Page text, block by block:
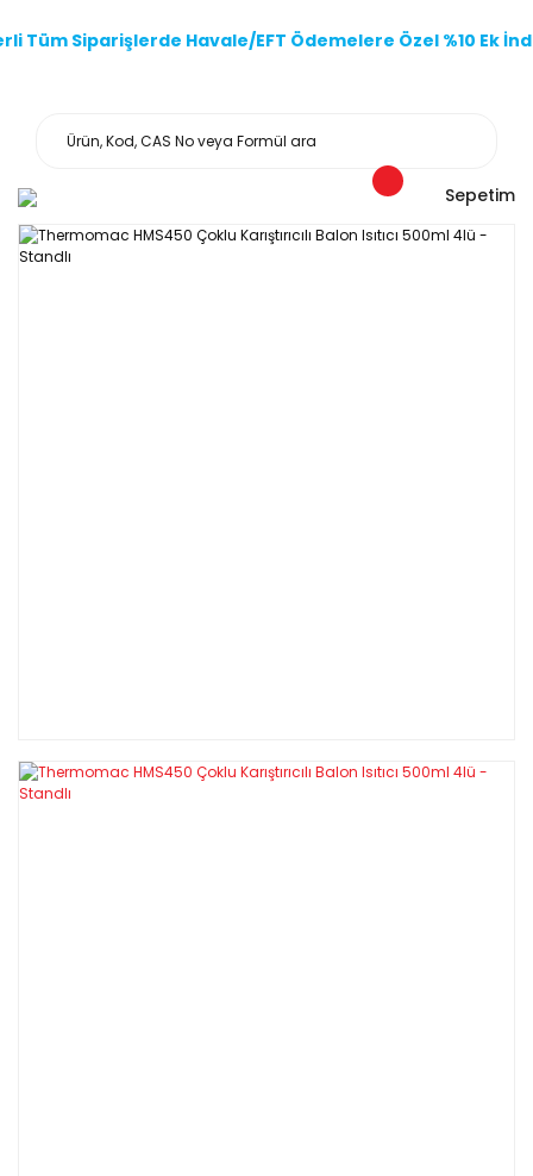
Tüm Siparişlerde Havale/EFT Ödemelere Özel %10 Ek
Sepetim